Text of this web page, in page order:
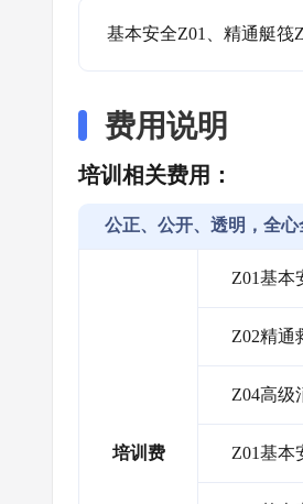
基本安全Z01、精通艇筏
费用说明
培训相关费用：
公正、公开、透明，全
培训费
Z01基本
Z02精通
Z04高级
Z01基本